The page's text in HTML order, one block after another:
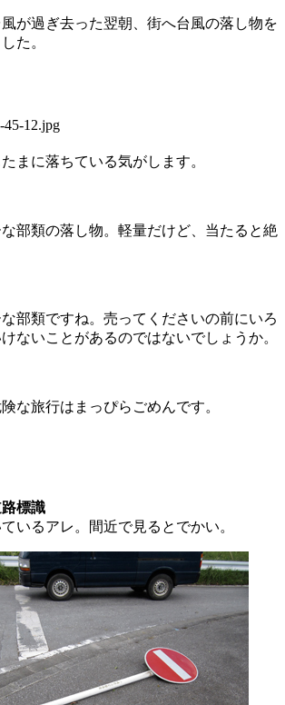
が過ぎ去った翌朝、街へ台風の落し物を
た。
まに落ちている気がします。
部類の落し物。軽量だけど、当たると絶
部類ですね。売ってくださいの前にいろ
ないことがあるのではないでしょうか。
な旅行はまっぴらごめんです。
標識
いるアレ。間近で見るとでかい。